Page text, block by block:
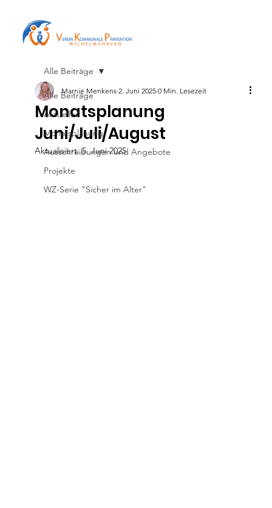
Alle Beiträge
Aktuelles
Monatsplanung
Ausschreibungen und Angebote
Projekte
WZ-Serie "Sicher im Alter"
Alle Beiträge
Monatsplanung
Juni/Juli/August
Marnie Menkens 2. Juni 2025 0 Min. Lesezeit
Aktualisiert:5. Juni 2025